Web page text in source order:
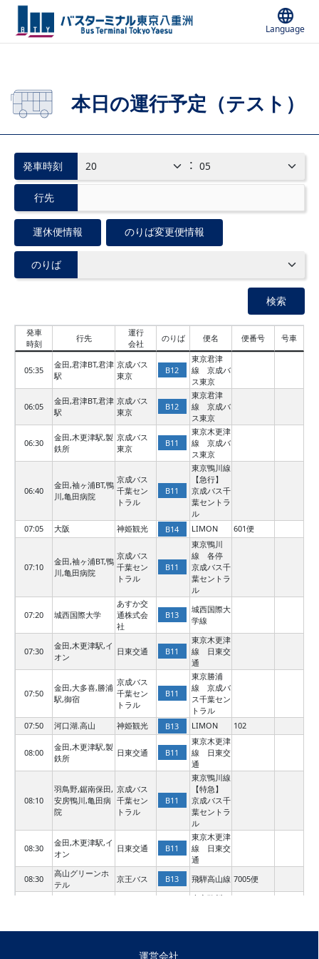
Language
本日の運行予定（テスト）
発車時刻 :
行先
運休便情報 のりば変更便情報
のりば
検索
発車
時刻
行先
運行
会社
のりば 便名 便番号 号車
05:35
金田,君津BT,君津
駅
京成バス
東京
B12
東京君津
線 京成バ
ス東京
06:05
金田,君津BT,君津
駅
京成バス
東京
B12
東京君津
線 京成バ
ス東京
06:30
金田,木更津駅,製
鉄所
京成バス
東京
B11
東京木更津
線 京成バ
ス東京
06:40
金田,袖ヶ浦BT,鴨
川,亀田病院
京成バス
千葉セン
トラル
B11
東京鴨川線
【急行】
京成バス千
葉セントラ
ル
07:05
大阪 神姫観光 B14 LIMON 601便
07:10
金田,袖ヶ浦BT,鴨
川,亀田病院
京成バス
千葉セン
トラル
B11
東京鴨川
線 各停
京成バス千
葉セントラ
ル
07:20 城西国際大学
あすか交
通株式会
社
B13
城西国際大
学線
07:30
金田,木更津駅,イ
オン
日東交通 B11
東京木更津
線 日東交
通
07:50
金田,大多喜,勝浦
駅,御宿
京成バス
千葉セン
トラル
B11
東京勝浦
線 京成バ
ス千葉セン
トラル
07:50
河口湖.高山 神姫観光 B13 LIMON 102
08:00
金田,木更津駅,製
鉄所
日東交通 B11
東京木更津
線 日東交
通
08:10
羽鳥野,鋸南保田,
安房鴨川,亀田病
院
京成バス
千葉セン
トラル
B11
東京鴨川線
【特急】
京成バス千
葉セントラ
ル
08:30
金田,木更津駅,イ
オン
日東交通 B11
東京木更津
線 日東交
通
08:30
高山グリーンホ
テル
京王バス B13 飛騨高山線 7005便
トラル
東京鴨川
葉セントラ
運営会社